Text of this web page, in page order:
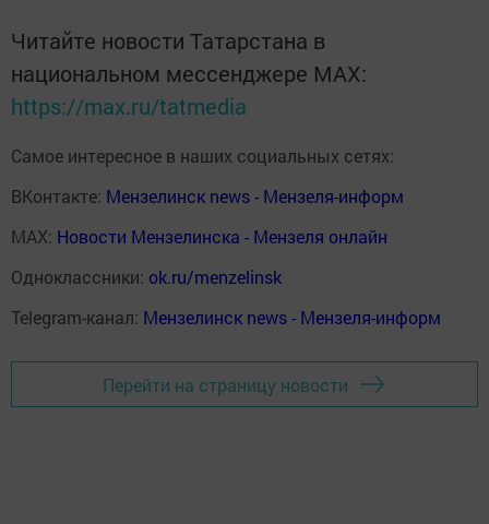
Читайте новости Татарстана в
национальном мессенджере MАХ:
https://max.ru/tatmedia
Самое интересное в наших социальных сетях:
ВКонтакте: Мензелинск news - Мензеля-информ
MAX: Новости Мензелинска - Мензеля онлайн
Одноклассники: ok.ru/menzelinsk
Telegram-канал: Мензелинск news - Мензеля-информ
Перейти на страницу новости